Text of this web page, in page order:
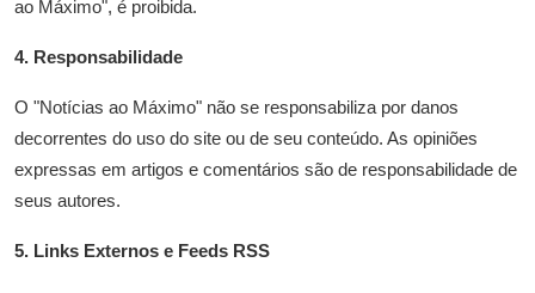
ao Máximo", é proibida.
4. Responsabilidade
O "Notícias ao Máximo" não se responsabiliza por danos
decorrentes do uso do site ou de seu conteúdo. As opiniões
expressas em artigos e comentários são de responsabilidade de
seus autores.
5. Links Externos e Feeds RSS